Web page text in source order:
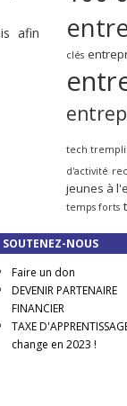
afin
clés
tech
d'activité
jeunes à
temps forts
SOUTENEZ-NOUS
Faire un don
DEVENIR PARTENAIRE
FINANCIER
TAXE
change en 2023 !